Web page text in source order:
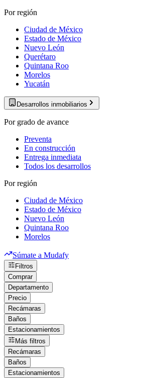
Por región
Ciudad de México
Estado de México
Nuevo León
Querétaro
Quintana Roo
Morelos
Yucatán
Desarrollos inmobiliarios
Por grado de avance
Preventa
En construcción
Entrega inmediata
Todos los desarrollos
Por región
Ciudad de México
Estado de México
Nuevo León
Quintana Roo
Morelos
Súmate a Mudafy
Filtros
Comprar
Departamento
Precio
Recámaras
Baños
Estacionamientos
Más filtros
Recámaras
Baños
Estacionamientos